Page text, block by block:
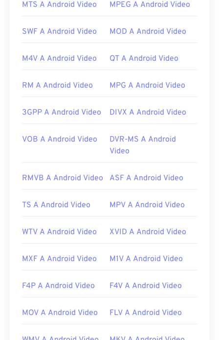
Linux, Mac e Windows.
3G2 è un formato di file flessibile che supporta
terze parti gratuiti che forniscono tale supporto.
Sviluppato da: 3rd Generation Partnership Project
https://en.wikipedia.org/wiki/
MTS A Android Video MPEG A Android Video
SWF A Android Video MOD A Android Video
M4V A Android Video QT A Android Video
RM A Android Video MPG A Android Video
3GPP A Android Video DIVX A Android Video
VOB A Android Video
DVR-MS A Android
Video
RMVB A Android Video ASF A Android Video
TS A Android Video MPV A Android Video
WTV A Android Video XVID A Android Video
MXF A Android Video M1V A Android Video
F4P A Android Video F4V A Android Video
MOV A Android Video FLV A Android Video